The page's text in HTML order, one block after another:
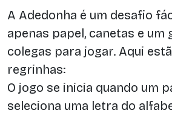
A Adedonha é um desafio
apenas papel, canetas e um
colegas para jogar. Aqui
regrinhas:
O jogo se inicia quando um
seleciona uma letra do